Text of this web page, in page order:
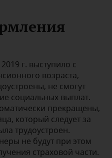
г. выступило с
возраста,
не смогут
социальных выплат.
прекращены,
который следует за
трудоустроен.
не будут при этом
страховой части.